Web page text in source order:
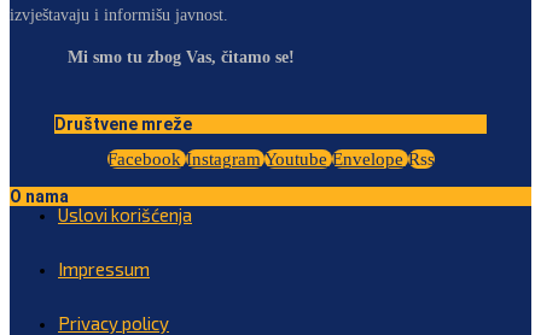
izvještavaju i informišu javnost.
Mi smo tu zbog Vas, čitamo se!
Društvene mreže
Facebook Instagram Youtube Envelope Rss
O nama
Uslovi korišćenja
Impressum
Privacy policy